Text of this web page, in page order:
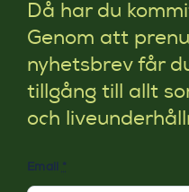
Då har du
Genom att
nyhetsbrev får
tillgång till allt
och
Email *